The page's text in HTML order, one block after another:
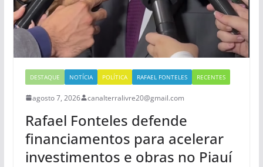
DESTAQUE NOTÍCIA POLÍTICA RAFAEL FONTELES RECENTES
agosto 7, 2026 canalterralivre20@gmail.com
Rafael Fonteles defende
financiamentos para acelerar
investimentos e obras no Piauí